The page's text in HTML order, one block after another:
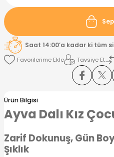
Saat 14:00’a kadar ki tüm
Tavsiye Et
Ürün Bilgisi
Ayva Dalı Kız
Zarif Dokunuş, Gün
Şıklık
Takımı
Alt
Çıkışı ve Zıbın Seti
Takımı
shirt
Alt